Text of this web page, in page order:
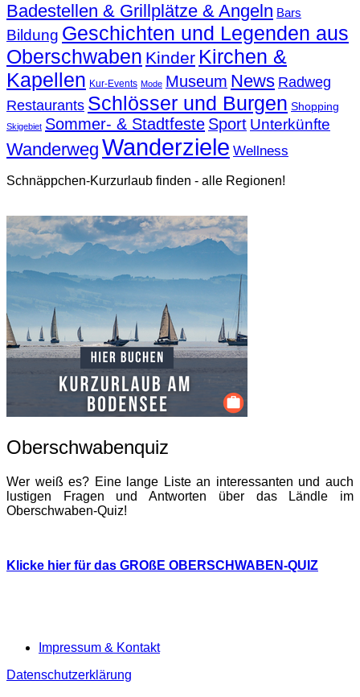
Badestellen & Grillplätze & Angeln Bars
Bildung Geschichten und Legenden aus
Oberschwaben Kinder Kirchen &
Kapellen Kur-Events Mode Museum News Radweg
Restaurants Schlösser und Burgen Shopping
Skigebiet Sommer- & Stadtfeste Sport Unterkünfte
Wanderweg Wanderziele Wellness
Schnäppchen-Kurzurlaub finden - alle Regionen!
Oberschwabenquiz
Wer weiß es? Eine lange Liste an interessanten und auch
lustigen Fragen und Antworten über das Ländle im
Oberschwaben-Quiz!
Klicke hier für das GROßE OBERSCHWABEN-QUIZ
Impressum & Kontakt
Datenschutzerklärung